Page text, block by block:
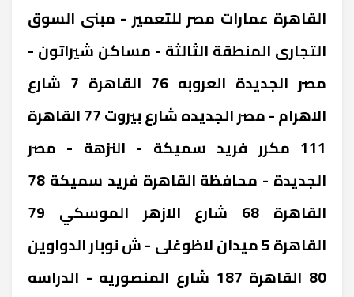
‎القاهرة ‎عمارات مصر للتعمير - مبنى السوق
التجارى المنطقة الثالثة - مساكن شيراتون -
مصر الجديدة ‎العروبه 76 ‎القاهرة ‎7 شارع
الاهرام - مصر الجديده ‎شارع بيروت 77 ‎القاهرة
‎111 مكرر فريد سميكة - النزهة - مصر
الجديدة - محافظة القاهرة ‎فريد سميكة 78
‎القاهرة ‎68 شارع الازهر ‎الموسكي 79
‎القاهرة ‎5 ميدان لاظوغلى - ش نوبار ‎الدواوين
80 ‎القاهرة ‎187 شارع المنصوريه - الدراسه